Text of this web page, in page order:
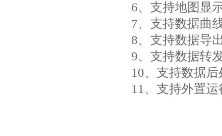
6、支持地图显
7、支持数据曲
8、支持数据导
9、支持数据转
10、支持数据
11、支持外置运